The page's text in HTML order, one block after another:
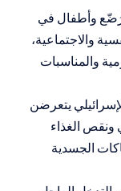
رُضّع وأطفال في
والاجتماعية،
والمناسبات
يتعرضن
الغذاء
الجسدية